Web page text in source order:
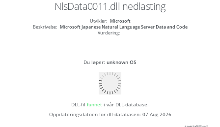
NlsData0011.dll nedlasting
Utvikler: Microsoft
Beskrivelse: Microsoft Japanese Natural Language Server Data and Code
Vurdering:
Du løper: unknown OS
DLL-fil funnet i vår DLL-database.
Oppdateringsdatoen for dll-databasen: 07 Aug 2026